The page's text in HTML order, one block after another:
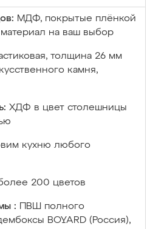
МДФ, покрытые плёнкой
на ваш выбор
толщина 26 мм
камня,
ХДФ в цвет столешницы
кухню любого
200 цветов
:
ПВШ полного
BOYARD (Россия),